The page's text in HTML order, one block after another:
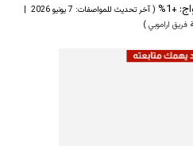
+1%
( آخر تحديث للمواصفات: 7 يونيو 2026 |
فريق اراموبي)